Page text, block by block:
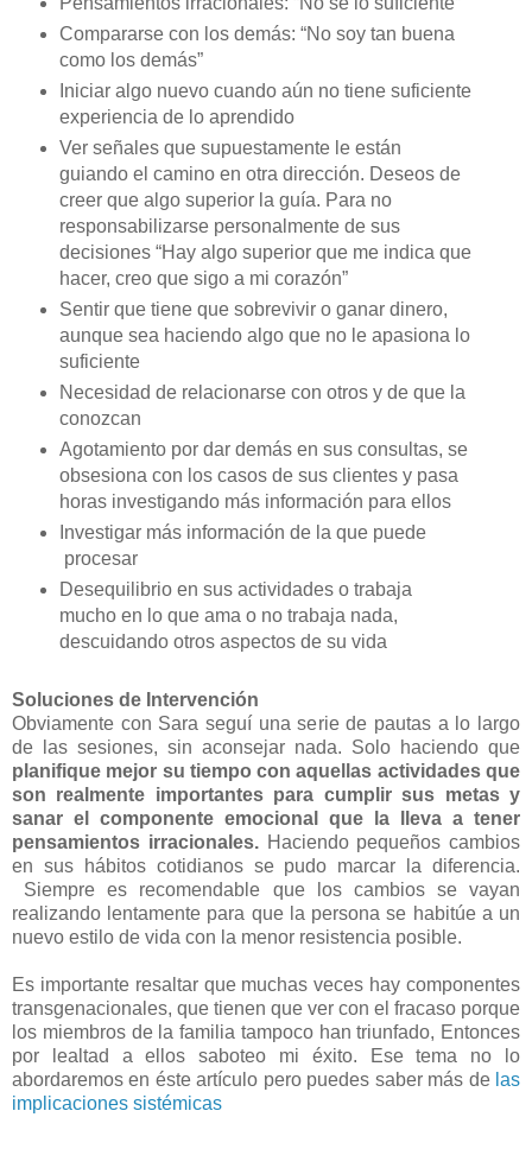
Compararse con los demás: “No soy tan buena
como los demás”
Iniciar algo nuevo cuando aún no tiene suficiente
experiencia de lo aprendido
Ver señales que supuestamente le están
guiando el camino en otra dirección. Deseos de
creer que algo superior la guía. Para no
responsabilizarse personalmente de sus
decisiones “Hay algo superior que me indica que
hacer, creo que sigo a mi corazón”
Sentir que tiene que sobrevivir o ganar dinero,
aunque sea haciendo algo que no le apasiona lo
suficiente
Necesidad de relacionarse con otros y de que la
conozcan
Agotamiento por dar demás en sus consultas, se
obsesiona con los casos de sus clientes y pasa
horas investigando más información para ellos
Investigar más información de la que puede
procesar
Desequilibrio en sus actividades o trabaja
mucho en lo que ama o no trabaja nada,
descuidando otros aspectos de su vida
Soluciones de Intervención
Obviamente con Sara seguí una serie de pautas a lo largo
de las sesiones, sin aconsejar nada. Solo haciendo que
planifique mejor su tiempo con aquellas actividades que
son realmente importantes para cumplir sus metas y
sanar el componente emocional que la lleva a tener
pensamientos irracionales.Haciendo pequeños cambios
en sus hábitos cotidianos se pudo marcar la diferencia.
Siempre es recomendable que los cambios se vayan
realizando lentamente para que la persona se habitúe a un
nuevo estilo de vida con la menor resistencia posible.
Es importante resaltar que muchas veces hay componentes
transgenacionales, que tienen que ver con el fracaso porque
los miembros de la familia tampoco han triunfado, Entonces
por lealtad a ellos saboteo mi éxito. Ese tema no lo
abordaremos en éste artículo pero puedes saber más de las
implicaciones sistémicas